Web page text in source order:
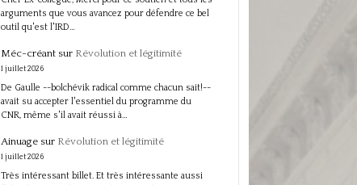
arguments que vous avancez pour défendre ce bel
outil qu'est l'IRD…
Méc-créantsur Révolution et légitimité
1 juillet 2026
De Gaulle --bolchévik radical comme chacun sait!--
avait su accepter l'essentiel du programme du
CNR, même s'il avait réussi à…
Ainuagesur Révolution et légitimité
1 juillet 2026
Très intéressant billet. Et très intéressante aussi